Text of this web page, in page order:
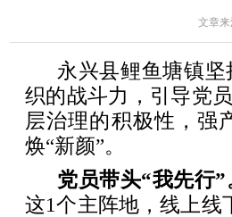
文章
永兴县鲤鱼塘镇
织的战斗力，引导党
层治理的积极性，强
焕“新颜”。
党员带头“我先行”
这1个主阵地，线上线